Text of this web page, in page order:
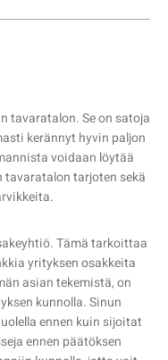
tavaratalon. Se on satoja
kerännyt hyvin paljon
voidaan löytää
tarjoten sekä
Tämä tarkoittaa
yrityksen osakkeita
asian tekemistä, on
kunnolla. Sinun
ennen kuin sijoitat
ennen päätöksen